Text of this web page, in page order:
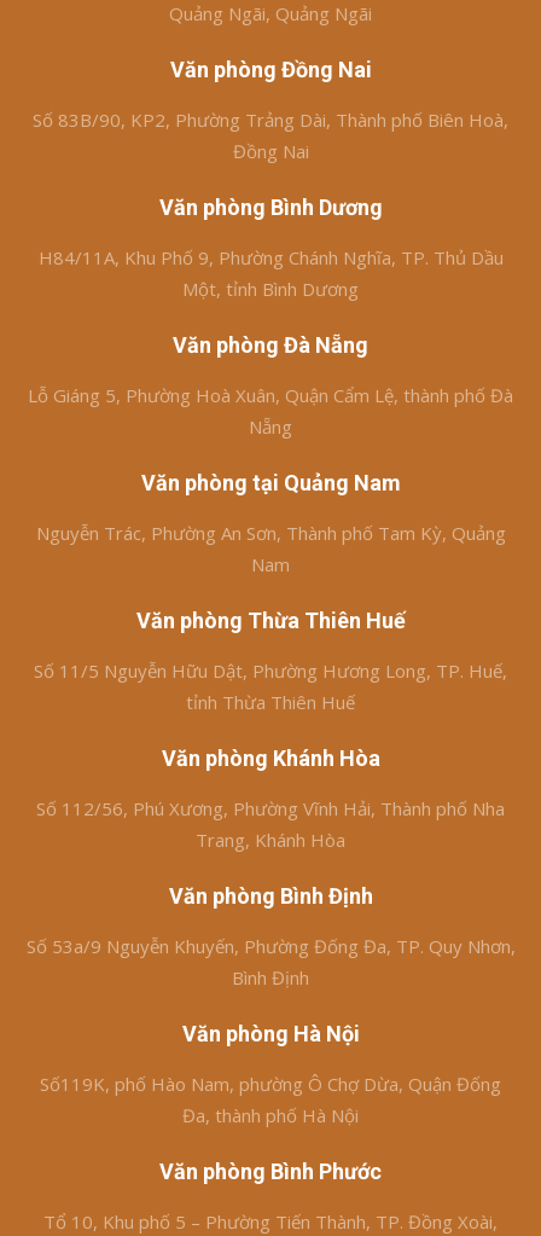
Quảng Ngãi, Quảng Ngãi
Văn phòng Đồng Nai
Số 83B/90, KP2, Phường Trảng Dài, Thành phố Biên Hoà,
Đồng Nai
Văn phòng Bình Dương
H84/11A, Khu Phố 9, Phường Chánh Nghĩa, TP. Thủ Dầu
Một, tỉnh Bình Dương
Văn phòng Đà Nẵng
Lỗ Giáng 5, Phường Hoà Xuân, Quận Cẩm Lệ, thành phố Đà
Nẵng
Văn phòng tại Quảng Nam
Nguyễn Trác, Phường An Sơn, Thành phố Tam Kỳ, Quảng
Nam
Văn phòng Thừa Thiên Huế
Số 11/5 Nguyễn Hữu Dật, Phường Hương Long, TP. Huế,
tỉnh Thừa Thiên Huế
Văn phòng Khánh Hòa
Số 112/56, Phú Xương, Phường Vĩnh Hải, Thành phố Nha
Trang, Khánh Hòa
Văn phòng Bình Định
Số 53a/9 Nguyễn Khuyến, Phường Đống Đa, TP. Quy Nhơn,
Bình Định
Văn phòng Hà Nội
Số119K, phố Hào Nam, phường Ô Chợ Dừa, Quận Đống
Đa, thành phố Hà Nội
Văn phòng Bình Phước
Tổ 10, Khu phố 5 – Phường Tiến Thành, TP. Đồng Xoài,